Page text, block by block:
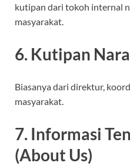
kutipan dari tokoh internal
masyarakat.
6. Kutipan
Biasanya dari direktur,
masyarakat.
7. Informasi
(About Us)